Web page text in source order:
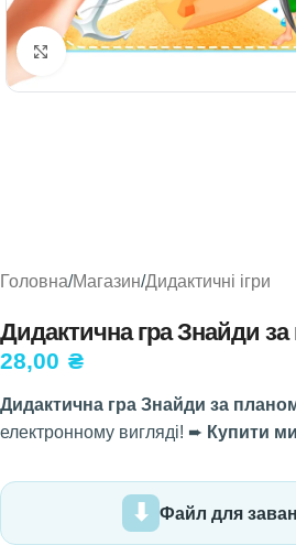
Натисніть, щоб збільшити
Головна/Магазин/Дидактичні ігри
Дидактична гра Знайди
28,00 ₴
Дидактична гра Знайди за
електронному вигляді! ➨ Купити
Файл для